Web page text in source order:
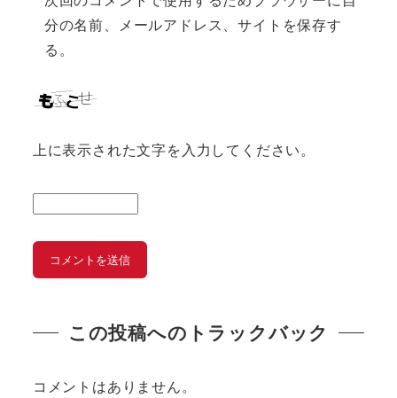
分の名前、メールアドレス、サイトを保存す
る。
上に表示された文字を入力してください。
この投稿へのトラックバック
コメントはありません。